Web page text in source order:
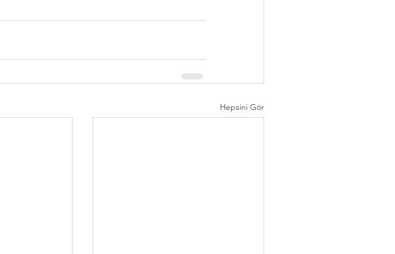
Hepsini Gör